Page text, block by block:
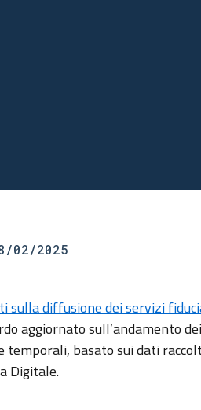
02/2025
sulla diffusione dei servizi
aggiornato sull’andamento
temporali, basato sui dati
Digitale.